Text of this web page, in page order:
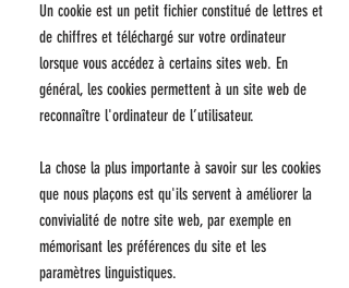
Un cookie est un petit fichier constitué de lettres et
de chiffres et téléchargé sur votre ordinateur
lorsque vous accédez à certains sites web. En
général, les cookies permettent à un site web de
reconnaître l'ordinateur de l’utilisateur.
La chose la plus importante à savoir sur les cookies
que nous plaçons est qu'ils servent à améliorer la
convivialité de notre site web, par exemple en
mémorisant les préférences du site et les
paramètres linguistiques.